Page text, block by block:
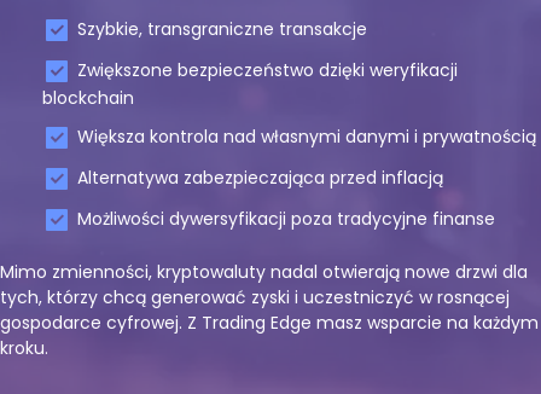
Szybkie, transgraniczne transakcje
Zwiększone bezpieczeństwo dzięki weryfikacji
blockchain
Większa kontrola nad własnymi danymi i prywatnością
Alternatywa zabezpieczająca przed inflacją
Możliwości dywersyfikacji poza tradycyjne finanse
Mimo zmienności, kryptowaluty nadal otwierają nowe drzwi dla
tych, którzy chcą generować zyski i uczestniczyć w rosnącej
gospodarce cyfrowej. Z Trading Edge masz wsparcie na każdym
kroku.